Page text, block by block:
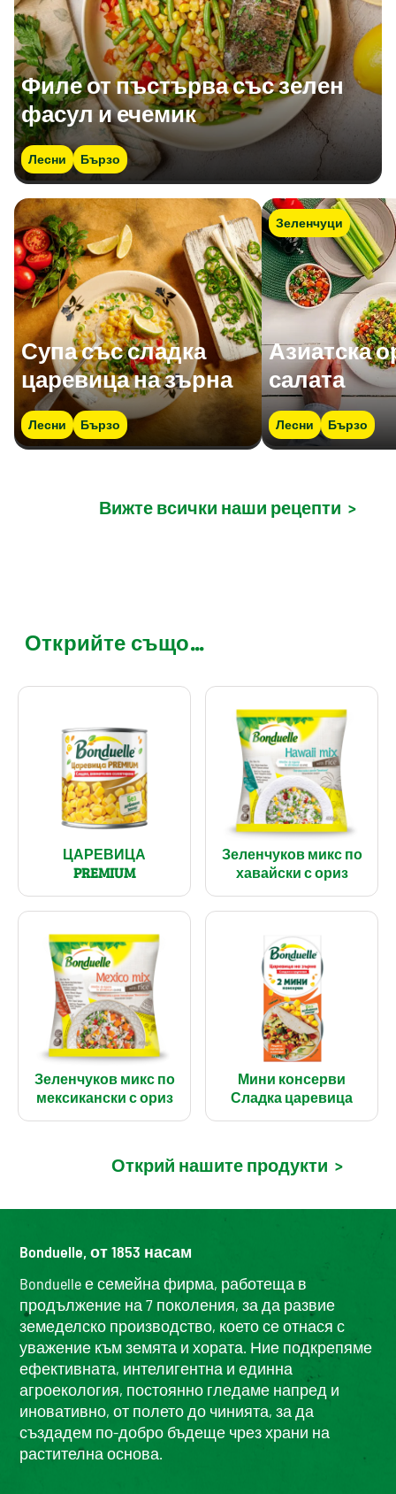
Филе от пъстърва със зелен
фасул и ечемик
Лесни Бързо
Супа със сладка
царевица на зърна
Лесни Бързо
Зеленчуци
Азиатска
салата
Лесни Бързо
Вижте всички наши рецепти >
Открийте също...
ЦАРЕВИЦА
PREMIUM
Зеленчуков микс по
хавайски с ориз
Зеленчуков микс по
мексикански с ориз
Мини консерви
Сладка царевица
Открий нашите продукти >
Bonduelle, от 1853 насам
Bonduelle е семейна фирма, работеща в
продължение на 7 поколения, за да развие
земеделско производство, което се отнася с
уважение към земята и хората. Ние подкрепяме
ефективната, интелигентна и единна
агроекология, постоянно гледаме напред и
иновативно, от полето до чинията, за да
създадем по-добро бъдеще чрез храни на
растителна основа.